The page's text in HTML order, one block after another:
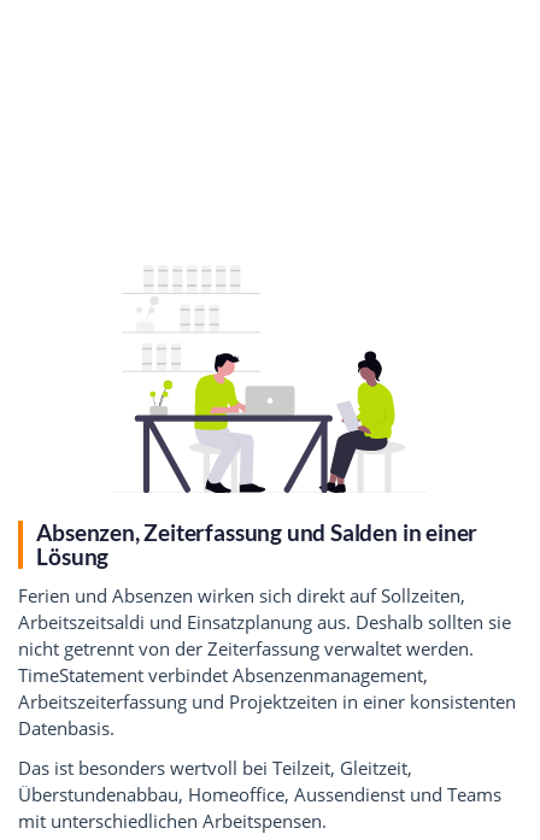
Absenzen, Zeiterfassung und Salden in einer
Lösung
Ferien und Absenzen wirken sich direkt auf Sollzeiten,
Arbeitszeitsaldi und Einsatzplanung aus. Deshalb sollten sie
nicht getrennt von der Zeiterfassung verwaltet werden.
TimeStatement verbindet Absenzenmanagement,
Arbeitszeiterfassung und Projektzeiten in einer konsistenten
Datenbasis.
Das ist besonders wertvoll bei Teilzeit, Gleitzeit,
Überstundenabbau, Homeoffice, Aussendienst und Teams
mit unterschiedlichen Arbeitspensen.